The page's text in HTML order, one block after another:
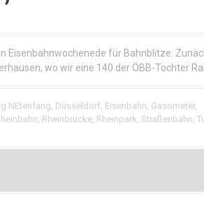
Eisenbahnwochenede für Bahnblitze.
wo wir eine 140 der ÖBB-Tochter
NEtenfang, Düsseldorf, Eisenbahn, Gasometer,
, Rheinbrücke, Rheinpark, Straßenbahn,